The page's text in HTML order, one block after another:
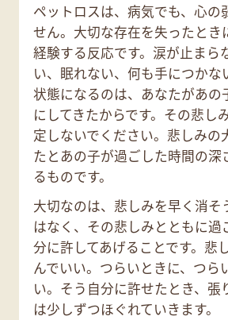
ペットロスは、病気でも、心の
せん。大切な存在を失ったとき
経験する反応です。涙が止まら
い、眠れない、何も手につか
状態になるのは、あなたがあの
にしてきたからです。その悲し
定しないでください。悲しみの
たとあの子が過ごした時間の深
るものです。
大切なのは、悲しみを早く消そ
はなく、その悲しみとともに過
分に許してあげることです。悲
んでいい。つらいときに、つら
い。そう自分に許せたとき、張
は少しずつほぐれていきます。